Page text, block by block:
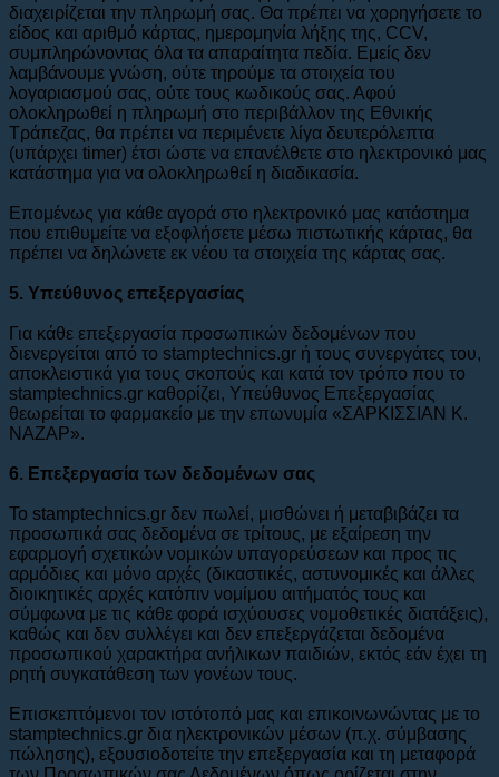
διαχειρίζεται την πληρωμή σας. Θα πρέπει να χορηγήσετε το
είδος και αριθμό κάρτας, ημερομηνία λήξης της, CCV,
συμπληρώνοντας όλα τα απαραίτητα πεδία. Εμείς δεν
λαμβάνουμε γνώση, ούτε τηρούμε τα στοιχεία του
λογαριασμού σας, ούτε τους κωδικούς σας. Αφού
ολοκληρωθεί η πληρωμή στο περιβάλλον της Εθνικής
Τράπεζας, θα πρέπει να περιμένετε λίγα δευτερόλεπτα
(υπάρχει timer) έτσι ώστε να επανέλθετε στο ηλεκτρονικό μας
κατάστημα για να ολοκληρωθεί η διαδικασία.
Επομένως για κάθε αγορά στο ηλεκτρονικό μας κατάστημα
που επιθυμείτε να εξοφλήσετε μέσω πιστωτικής κάρτας, θα
πρέπει να δηλώνετε εκ νέου τα στοιχεία της κάρτας σας.
5. Υπεύθυνος επεξεργασίας
Για κάθε επεξεργασία προσωπικών δεδομένων που
διενεργείται από το stamptechnics.gr ή τους συνεργάτες του,
αποκλειστικά για τους σκοπούς και κατά τον τρόπο που το
stamptechnics.gr καθορίζει, Υπεύθυνος Επεξεργασίας
θεωρείται το φαρμακείο με την επωνυμία «ΣΑΡΚΙΣΣΙΑΝ Κ.
ΝΑΖΑΡ».
6. Eπεξεργασία των δεδομένων σας
To stamptechnics.gr δεν πωλεί, μισθώνει ή μεταβιβάζει τα
προσωπικά σας δεδομένα σε τρίτους, με εξαίρεση την
εφαρμογή σχετικών νομικών υπαγορεύσεων και προς τις
αρμόδιες και μόνο αρχές (δικαστικές, αστυνομικές και άλλες
διοικητικές αρχές κατόπιν νομίμου αιτήματός τους και
σύμφωνα με τις κάθε φορά ισχύουσες νομοθετικές διατάξεις),
καθώς και δεν συλλέγει και δεν επεξεργάζεται δεδομένα
προσωπικού χαρακτήρα ανήλικων παιδιών, εκτός εάν έχει τη
ρητή συγκατάθεση των γονέων τους.
Επισκεπτόμενοι τον ιστότοπό μας και επικοινωνώντας με το
stamptechnics.gr δια ηλεκτρονικών μέσων (π.χ. σύμβασης
πώλησης), εξουσιοδοτείτε την επεξεργασία και τη μεταφορά